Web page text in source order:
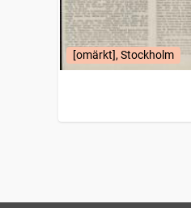
[omärkt], Stockholm